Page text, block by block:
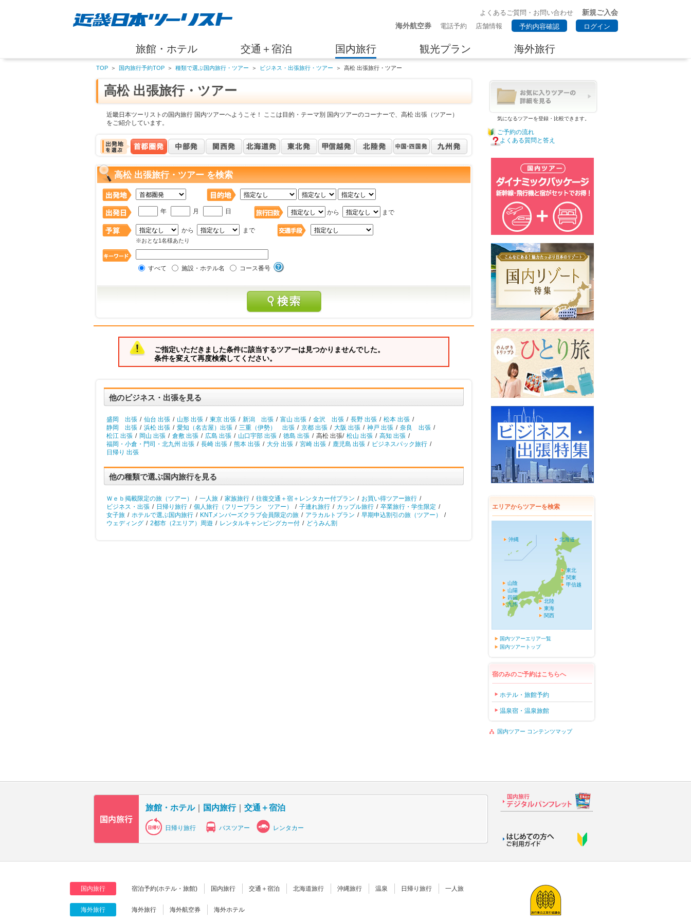
よくあるご質問・お問い合わせ
新規ご入会
海外航空券
電話予約 店舗情報 予約内容確認 ログイン
旅館・ホテル 交通＋宿泊 国内旅行 観光プラン 海外旅行
TOP ＞ 国内旅行予約TOP ＞ 種類で選ぶ国内旅行・ツアー ＞ ビジネス・出張旅行・ツアー ＞ 高松 出張旅行・ツアー
高松 出張旅行・ツアー
近畿日本ツーリストの国内旅行 国内ツアーへようこそ！ ここは目的・テーマ別 国内ツアーのコーナーで、高松 出張（ツアー）
をご紹介しています。
高松 出張旅行・ツアー を検索
年 月 日 から まで
から まで
※おとな1名様あたり
すべて 施設・ホテル名 コース番号
ご指定いただきました条件に該当するツアーは見つかりませんでした。
条件を変えて再度検索してください。
他のビジネス・出張を見る
盛岡 出張 / 仙台 出張 / 山形 出張 / 東京 出張 / 新潟 出張 / 富山 出張 / 金沢 出張 / 長野 出張 / 松本 出張 /
静岡 出張 / 浜松 出張 / 愛知（名古屋）出張 / 三重（伊勢） 出張 / 京都 出張 / 大阪 出張 / 神戸 出張 / 奈良 出張 /
松江 出張 / 岡山 出張 / 倉敷 出張 / 広島 出張 / 山口宇部 出張 / 徳島 出張 / 高松 出張/ 松山 出張 / 高知 出張 /
福岡・小倉・門司・北九州 出張 / 長崎 出張 / 熊本 出張 / 大分 出張 / 宮崎 出張 / 鹿児島 出張 / ビジネスパック旅行 /
日帰り 出張
他の種類で選ぶ国内旅行を見る
Ｗｅｂ掲載限定の旅（ツアー） / 一人旅 / 家族旅行 / 往復交通＋宿＋レンタカー付プラン / お買い得ツアー旅行 /
ビジネス・出張 / 日帰り旅行 / 個人旅行（フリープラン ツアー） / 子連れ旅行 / カップル旅行 / 卒業旅行・学生限定 /
女子旅 / ホテルで選ぶ国内旅行 / KNTメンバーズクラブ会員限定の旅 / アラカルトプラン / 早期申込割引の旅（ツアー）
/
ウェディング / 2都市（2エリア）周遊 / レンタルキャンピングカー付 / どうみん割
気になるツアーを登録・比較できます。
ご予約の流れ
よくある質問と答え
エリアからツアーを検索
北海道
東北
関東
甲信越
北陸
東海
関西
山陰
山陽
四国
九州
沖縄
国内ツアーエリア一覧
国内ツアートップ
宿のみのご予約はこちらへ
ホテル・旅館予約
温泉宿・温泉旅館
国内ツアー コンテンツマップ
旅館・ホテル｜ 国内旅行｜ 交通＋宿泊
日帰り旅行 バスツアー レンタカー
国内旅行 宿泊予約(ホテル・旅館) 国内旅行 交通＋宿泊 北海道旅行 沖縄旅行 温泉 日帰り旅行 一人旅
海外旅行 海外旅行 海外航空券 海外ホテル